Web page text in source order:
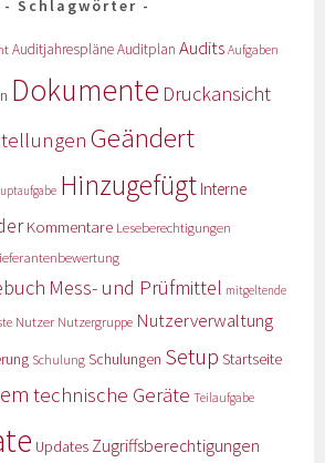
Schlagwörter
AuditjahrespläneAuditplan Audits Aufgaben
Dokumente Druckansicht
Geändert
Hinzugefügt Interne
Kommentare Leseberechtigungen
Mess- und Prüfmittel mitgeltende
Nutzer Nutzergruppe Nutzerverwaltung
Schulung Schulungen Setup Startseite
technische Geräte Teilaufgabe
Updates Zugriffsberechtigungen